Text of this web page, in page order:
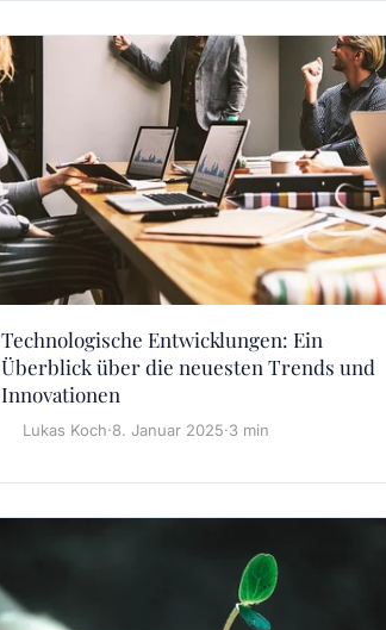
Technologische Entwicklungen: Ein
Überblick über die neuesten Trends und
Innovationen
Lukas Koch·8. Januar 2025·3 min